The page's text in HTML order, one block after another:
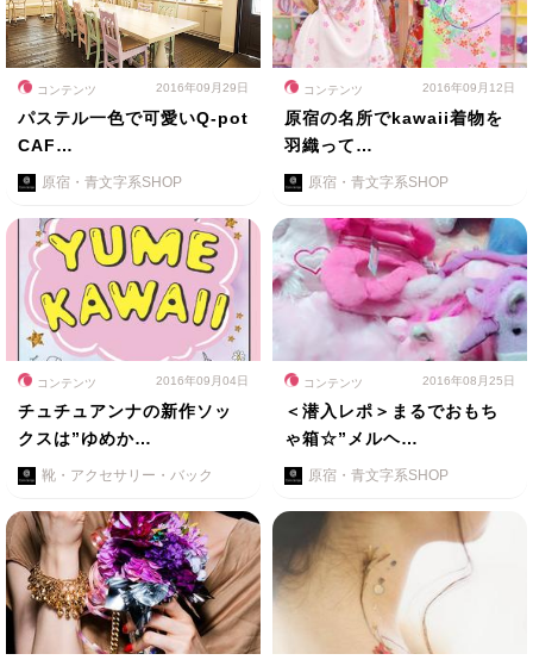
コンテンツ 2016年09月29日
パステル一色で可愛いQ-pot
CAF…
原宿・青文字系SHOP
コンテンツ 2016年09月12日
原宿の名所でkawaii着物を
羽織って…
原宿・青文字系SHOP
コンテンツ 2016年09月04日
チュチュアンナの新作ソッ
クスは”ゆめか…
靴・アクセサリー・バック
コンテンツ 2016年08月25日
＜潜入レポ＞まるでおもち
ゃ箱☆”メルヘ…
原宿・青文字系SHOP